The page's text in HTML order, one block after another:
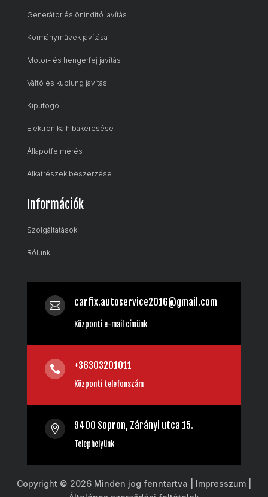
Generátor és önindító javítás
Kormányművek javítása
Motor- és hengerfej javítás
Váltó és kuplung javítás
Kipufogó
Elektronika hibakeresése
Állapotfelmérés
Alkatrészek beszerzése
Információk
Szolgáltatások
Rólunk
 carfix.autoservice2016@gmail.com
Központi e-mail címünk
 +36303201011
Központi telefonszám
 9400 Sopron, Zárányi utca 15.
Telephelyünk
Copyright © 2026 Minden jog fenntartva | Impresszum |